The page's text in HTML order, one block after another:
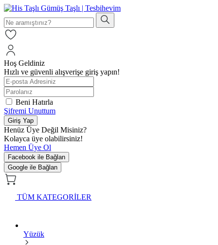
Hoş Geldiniz
Hızlı ve güvenli alışverişe giriş yapın!
Beni Hatırla
Şifremi Unuttum
Giriş Yap
Henüz Üye Değil Misiniz?
Kolayca üye olabilirsiniz!
Hemen Üye Ol
Facebook ile Bağlan
Google ile Bağlan
TÜM KATEGORİLER
Yüzük